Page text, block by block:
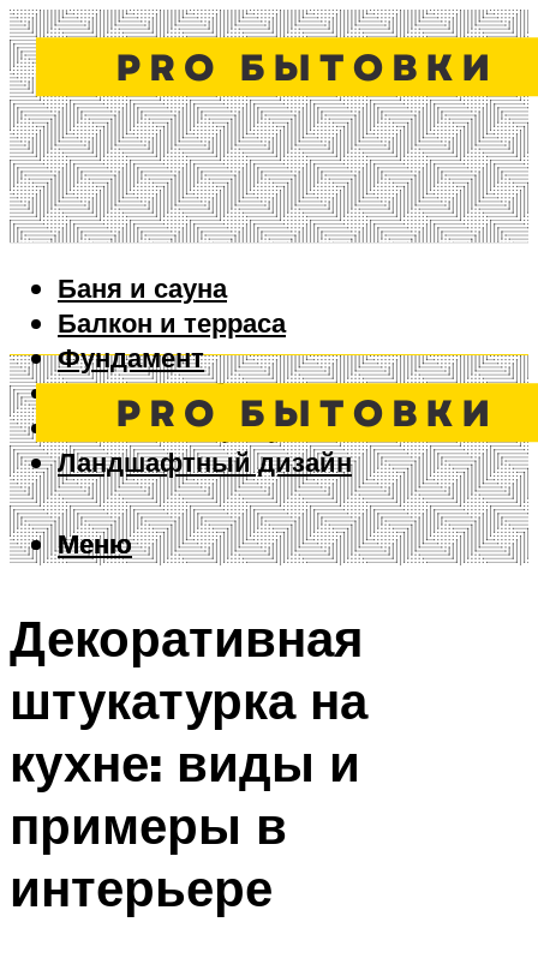
Баня и сауна
Балкон и терраса
Фундамент
Ворота и забор
Дизайн интерьера
Ландшафтный дизайн
Меню
Меню
Декоративная
штукатурка на
кухне: виды и
примеры в
интерьере